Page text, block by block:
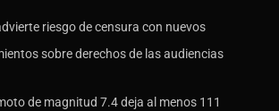
riesgo de censura con nuevos
sobre derechos de las audiencias
de magnitud 7.4 deja al menos 111